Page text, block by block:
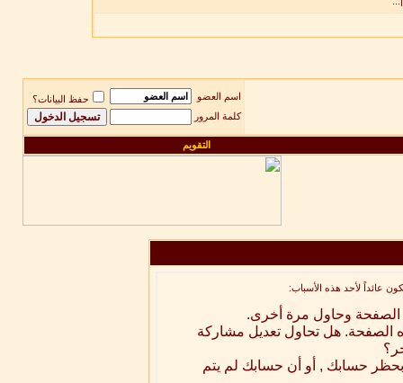
اسم العضو
حفظ البيانات؟
كلمة المرور
التقويم
عائداً لأحد هذه الأسباب:
الصفحة وحاول مرة أخرى.
الصفحة. هل تحاول تعديل مشاركة
بحظر حسابك , أو أن حسابك لم يتم